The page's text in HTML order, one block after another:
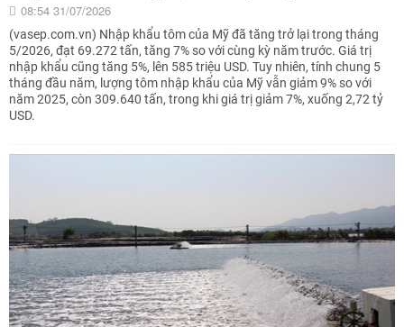
08:54 31/07/2026
(vasep.com.vn) Nhập khẩu tôm của Mỹ đã tăng trở lại trong tháng
5/2026, đạt 69.272 tấn, tăng 7% so với cùng kỳ năm trước. Giá trị
nhập khẩu cũng tăng 5%, lên 585 triệu USD. Tuy nhiên, tính chung 5
tháng đầu năm, lượng tôm nhập khẩu của Mỹ vẫn giảm 9% so với
năm 2025, còn 309.640 tấn, trong khi giá trị giảm 7%, xuống 2,72 tỷ
USD.